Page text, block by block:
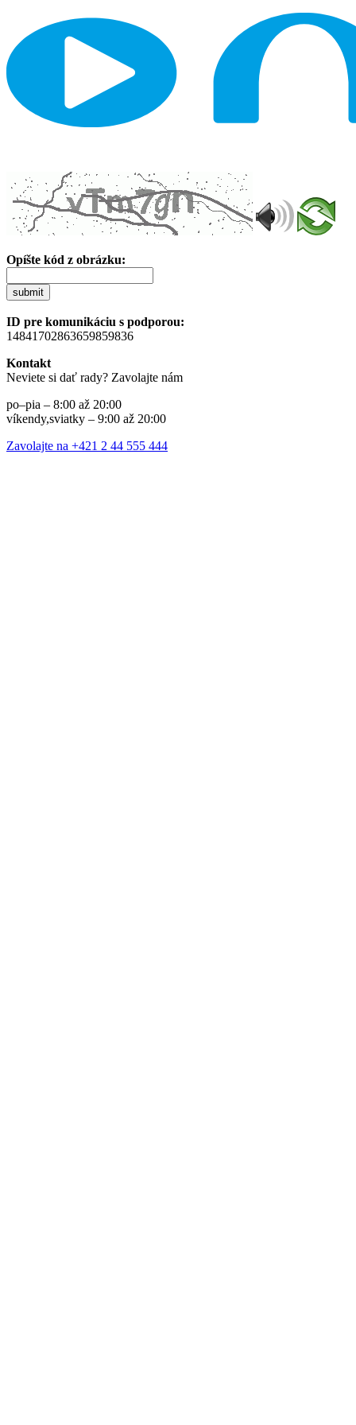
Opíšte kód z obrázku:
submit
ID pre komunikáciu s podporou:
14841702863659859836
Kontakt
Neviete si dať rady? Zavolajte nám
po–pia – 8:00 až 20:00
víkendy,sviatky – 9:00 až 20:00
Zavolajte na +421 2 44 555 444